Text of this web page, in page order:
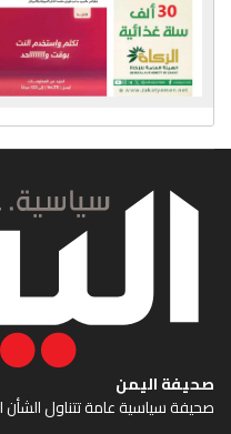
صحيفة اليمن
صحيفة سياسية عامة تتناول الشأن